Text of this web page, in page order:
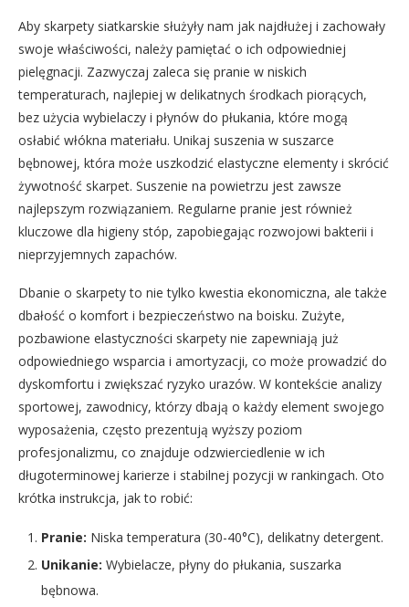
Aby skarpety siatkarskie służyły nam jak najdłużej i zachowały
swoje właściwości, należy pamiętać o ich odpowiedniej
pielęgnacji. Zazwyczaj zaleca się pranie w niskich
temperaturach, najlepiej w delikatnych środkach piorących,
bez użycia wybielaczy i płynów do płukania, które mogą
osłabić włókna materiału. Unikaj suszenia w suszarce
bębnowej, która może uszkodzić elastyczne elementy i skrócić
żywotność skarpet. Suszenie na powietrzu jest zawsze
najlepszym rozwiązaniem. Regularne pranie jest również
kluczowe dla higieny stóp, zapobiegając rozwojowi bakterii i
nieprzyjemnych zapachów.
Dbanie o skarpety to nie tylko kwestia ekonomiczna, ale także
dbałość o komfort i bezpieczeństwo na boisku. Zużyte,
pozbawione elastyczności skarpety nie zapewniają już
odpowiedniego wsparcia i amortyzacji, co może prowadzić do
dyskomfortu i zwiększać ryzyko urazów. W kontekście analizy
sportowej, zawodnicy, którzy dbają o każdy element swojego
wyposażenia, często prezentują wyższy poziom
profesjonalizmu, co znajduje odzwierciedlenie w ich
długoterminowej karierze i stabilnej pozycji w rankingach. Oto
krótka instrukcja, jak to robić:
Pranie: Niska temperatura (30-40°C), delikatny detergent.
Unikanie: Wybielacze, płyny do płukania, suszarka
bębnowa.